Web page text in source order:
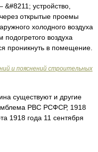
&#8211; устройство,
открытые проемы
холодного воздуха
подогретого воздуха
проникнуть в помещение.
и пояснений строительных
существуют и другие
РВС РСФСР, 1918
1918 года 11 сентября